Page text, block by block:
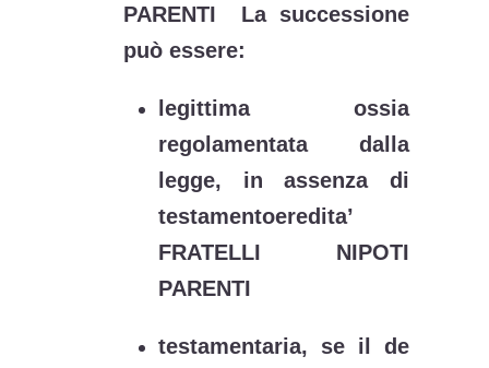
PARENTI La successione
può essere:
legittima ossia
regolamentata dalla
legge, in assenza di
testamentoeredita’
FRATELLI NIPOTI
PARENTI
testamentaria, se il de